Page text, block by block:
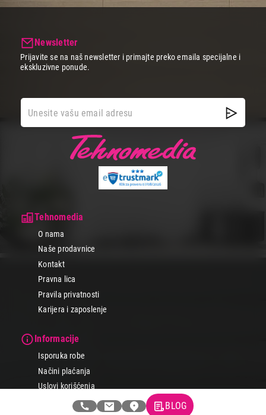
Tehnomedia
O nama
Naše prodavnice
Kontakt
Pravna lica
Pravila privatnosti
Karijera i zaposlenje
Informacije
Isporuka robe
Načini plaćanja
Uslovi korišćenja
Tax Free kupovina
Newsletter
Prijavite se na naš newsletter i primajte preko emaila specijalne i
ekskluzivne ponude.
BLOG